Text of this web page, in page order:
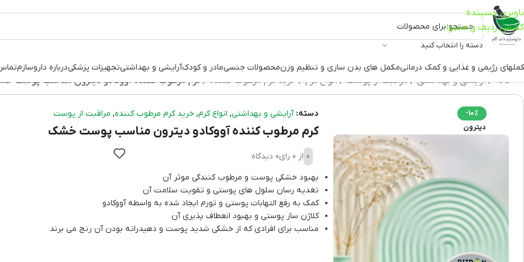
ناوبری چسبنده
کشش ردیف و محتوا
دسته را انتخاب کنید
رژیمی و غذایی و کمک درمانیمکمل های بدن سازی و تنظیم وزنمحصولات جنسیمادر و کودکآرایشی و بهداشتیتجهیزات پزشکیدرباره داروسازم
خانه آرایشی و بهداشتی مراقبت از پوست انواع کرم خرید کرم مرطوب کننده کرم مرطوب کننده آووکادو دیترون مناسب پوست
-10%
دیترون
دسته: آرایشی و بهداشتی, انواع کرم, خرید کرم مرطوب کننده, مراقبت از پوست
کرم مرطوب کننده آووکادو دیترون مناسب پوست خشک
0 از 0 رای
0 دیدگاه
بهبود خشکی پوست و مرطوب کنندگی موثر آن
تغدیه رسان سلول های پوستی و تقویت سلامت آن
کمک به رفع التهابات پوستی و تورم ایجاد شده به واسطه آووکادو
کلاژن ساز پوستی و بهبود انعطاف پذیری آن
مناسب برای افرادی که از خشکی شدید پوست و دهیدراته بودن آن رنج می برند